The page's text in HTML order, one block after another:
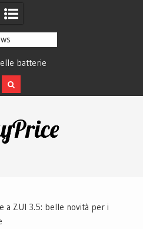
a ZUI 3.5: belle novità per i